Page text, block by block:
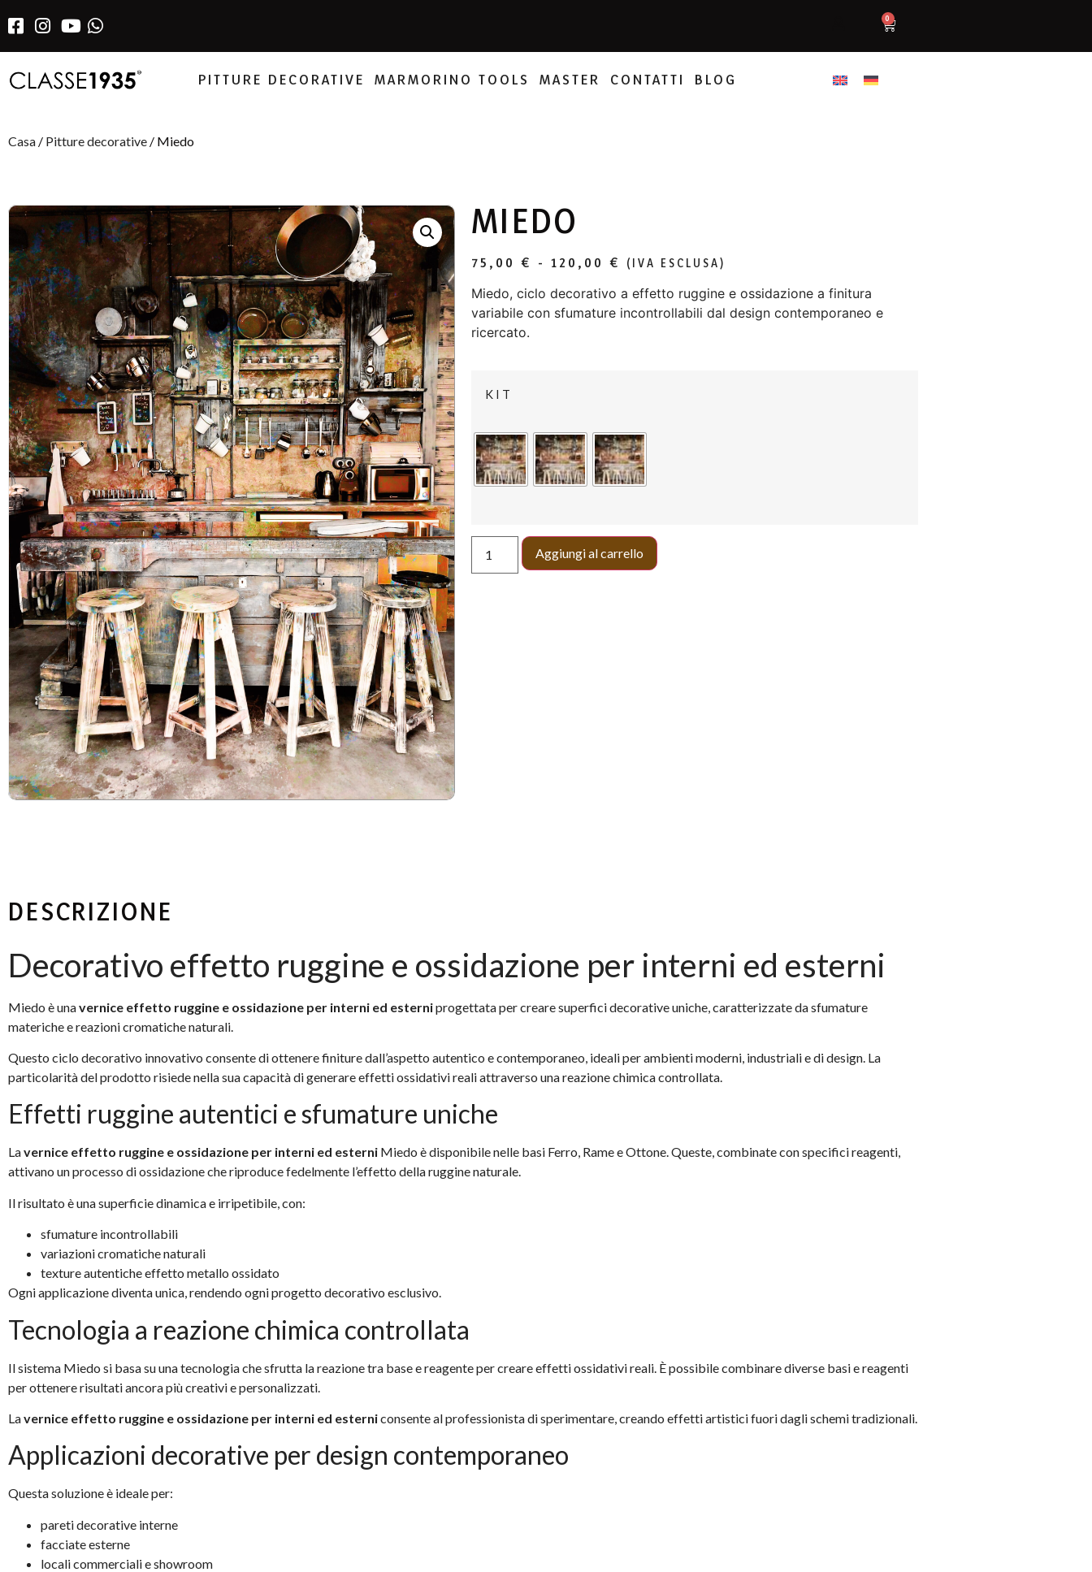
0
PITTURE DECORATIVE MARMORINO TOOLS MASTER CONTATTI BLOG
Casa / Pitture decorative / Miedo
MIEDO
75,00 € - 120,00 € (IVA ESCLUSA)
Miedo, ciclo decorativo a effetto ruggine e ossidazione a finitura
variabile con sfumature incontrollabili dal design contemporaneo e
ricercato.
KIT
Aggiungi al carrello
DESCRIZIONE
Decorativo effetto ruggine e ossidazione per interni ed esterni
Miedo è unavernice effetto ruggine e ossidazione per interni ed esterniprogettata per creare superfici decorative uniche, caratterizzate da sfumature
materiche e reazioni cromatiche naturali.
Questo ciclo decorativo innovativo consente di ottenere finiture dall’aspetto autentico e contemporaneo, ideali per ambienti moderni, industriali e di design. La
particolarità del prodotto risiede nella sua capacità di generare effetti ossidativi reali attraverso una reazione chimica controllata.
Effetti ruggine autentici e sfumature uniche
Lavernice effetto ruggine e ossidazione per interni ed esterni Miedo è disponibile nelle basi Ferro, Rame e Ottone. Queste, combinate con specifici reagenti,
attivano un processo di ossidazione che riproduce fedelmente l’effetto della ruggine naturale.
Il risultato è una superficie dinamica e irripetibile, con:
sfumature incontrollabili
variazioni cromatiche naturali
texture autentiche effetto metallo ossidato
Ogni applicazione diventa unica, rendendo ogni progetto decorativo esclusivo.
Tecnologia a reazione chimica controllata
Il sistema Miedo si basa su una tecnologia che sfrutta la reazione tra base e reagente per creare effetti ossidativi reali. È possibile combinare diverse basi e reagenti
per ottenere risultati ancora più creativi e personalizzati.
Lavernice effetto ruggine e ossidazione per interni ed esterniconsente al professionista di sperimentare, creando effetti artistici fuori dagli schemi tradizionali.
Applicazioni decorative per design contemporaneo
Questa soluzione è ideale per:
pareti decorative interne
facciate esterne
locali commerciali e showroom